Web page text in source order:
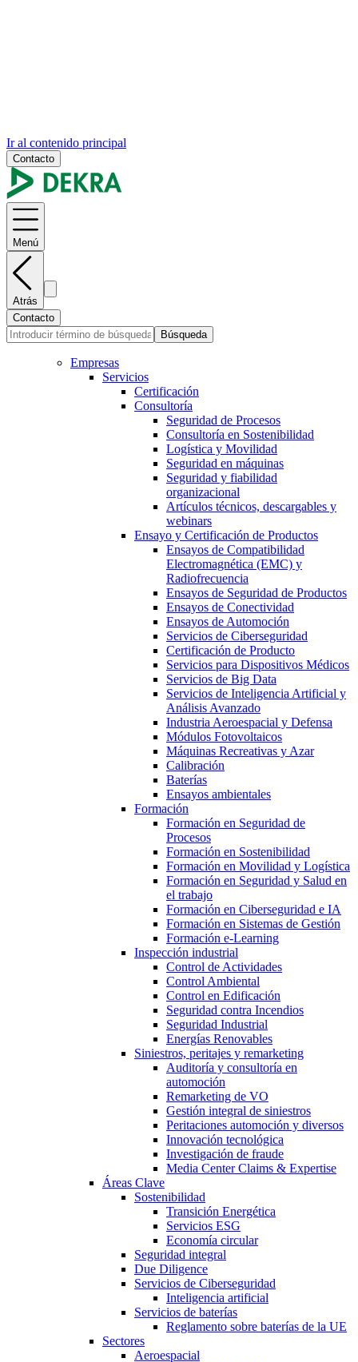
Ir al contenido principal
Contacto
Menú
Atrás
Contacto
Búsqueda
Empresas
Servicios
Certificación
Consultoría
Seguridad de Procesos
Consultoría en Sostenibilidad
Logística y Movilidad
Seguridad en máquinas
Seguridad y fiabilidad
organizacional
Artículos técnicos, descargables y
webinars
Ensayo y Certificación de Productos
Ensayos de Compatibilidad
Electromagnética (EMC) y
Radiofrecuencia
Ensayos de Seguridad de Productos
Ensayos de Conectividad
Ensayos de Automoción
Servicios de Ciberseguridad
Certificación de Producto
Servicios para Dispositivos Médicos
Servicios de Big Data
Servicios de Inteligencia Artificial y
Análisis Avanzado
Industria Aeroespacial y Defensa
Módulos Fotovoltaicos
Máquinas Recreativas y Azar
Calibración
Baterías
Ensayos ambientales
Formación
Formación en Seguridad de
Procesos
Formación en Sostenibilidad
Formación en Movilidad y Logística
Formación en Seguridad y Salud en
el trabajo
Formación en Ciberseguridad e IA
Formación en Sistemas de Gestión
Formación e-Learning
Inspección industrial
Control de Actividades
Control Ambiental
Control en Edificación
Seguridad contra Incendios
Seguridad Industrial
Energías Renovables
Siniestros, peritajes y remarketing
Auditoría y consultoría en
automoción
Remarketing de VO
Gestión integral de siniestros
Peritaciones automoción y diversos
Innovación tecnológica
Investigación de fraude
Media Center Claims & Expertise
Áreas Clave
Sostenibilidad
Transición Energética
Servicios ESG
Economía circular
Seguridad integral
Due Diligence
Servicios de Ciberseguridad
Inteligencia artificial
Servicios de baterías
Reglamento sobre baterías de la UE
Sectores
Aeroespacial